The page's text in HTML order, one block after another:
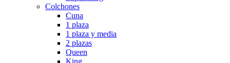
Colchones
Cuna
1 plaza
1 plaza y media
2 plazas
Queen
King